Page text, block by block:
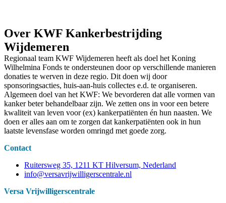
Over KWF Kankerbestrijding
Wijdemeren
Regionaal team KWF Wijdemeren heeft als doel het Koning
Wilhelmina Fonds te ondersteunen door op verschillende manieren
donaties te werven in deze regio. Dit doen wij door
sponsoringsacties, huis-aan-huis collectes e.d. te organiseren.
Algemeen doel van het KWF: We bevorderen dat alle vormen van
kanker beter behandelbaar zijn. We zetten ons in voor een betere
kwaliteit van leven voor (ex) kankerpatiënten én hun naasten. We
doen er alles aan om te zorgen dat kankerpatiënten ook in hun
laatste levensfase worden omringd met goede zorg.
Contact
Ruitersweg 35, 1211 KT Hilversum, Nederland
info@versavrijwilligerscentrale.nl
Versa Vrijwilligerscentrale